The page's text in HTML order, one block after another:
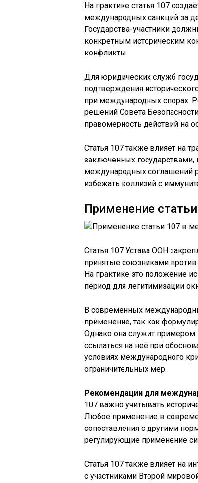
На практике статья 107
международных санкций за
Государства-участники
конкретным историческим
конфликты.
Для юридических служб
подтверждения
при международных спорах.
решений Совета
правомерность действий на
Статья 107 также влияет на
заключённых
международных соглашений
избежать коллизий с
Применение
Статья 107 Устава ООН
принятые союзниками
На практике это положение
период для легитимизации
В современных
применение, так как
Однако она служит примером
ссылаться на неё при
условиях международного
ограничительных мер.
Рекомендации для
107 важно учитывать
Любое применение в
сопоставления с другими
регулирующие применение
Статья 107 также влияет на
с участниками Второй